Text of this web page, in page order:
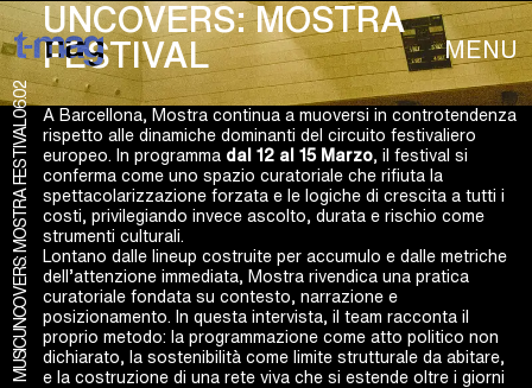
MENU
MUSIC
UNCOVERS: MOSTRA FESTIVAL
06.02
UNCOVERS: MOSTRA
FESTIVAL
A Barcellona, Mostra continua a muoversi in controtendenza
rispetto alle dinamiche dominanti del circuito festivaliero
europeo. In programma dal 12 al 15 Marzo, il festival si
conferma come uno spazio curatoriale che rifiuta la
spettacolarizzazione forzata e le logiche di crescita a tutti i
costi, privilegiando invece ascolto, durata e rischio come
strumenti culturali.
Lontano dalle lineup costruite per accumulo e dalle metriche
dell’attenzione immediata, Mostra rivendica una pratica
curatoriale fondata su contesto, narrazione e
posizionamento. In questa intervista, il team racconta il
proprio metodo: la programmazione come atto politico non
dichiarato, la sostenibilità come limite strutturale da abitare,
e la costruzione di una rete viva che si estende oltre i giorni